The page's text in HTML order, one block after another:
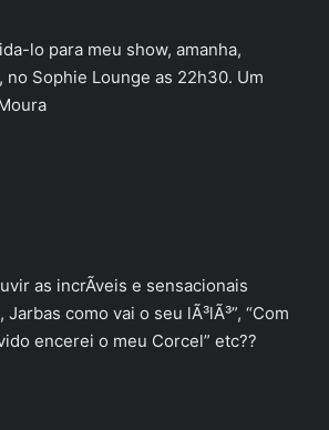
lo para meu show, amanha,
no Sophie Lounge as 22h30. Um
as incrÃ­veis e sensacionais
Jarbas como vai o seu lÃ³lÃ³”, “Com
encerei o meu Corcel” etc??